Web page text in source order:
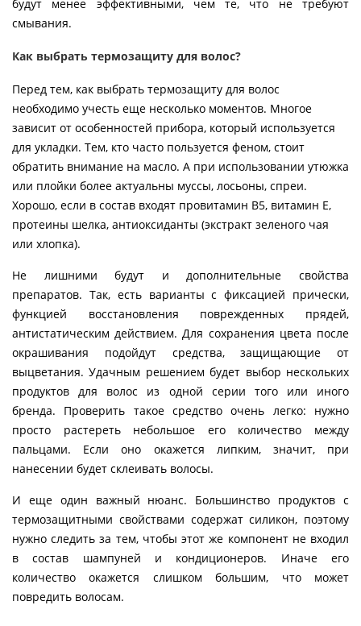
будут менее эффективными, чем те, что не требуют
смывания.
Как выбрать термозащиту для волос?
Перед тем, как выбрать термозащиту для волос
необходимо учесть еще несколько моментов. Многое
зависит от особенностей прибора, который используется
для укладки. Тем, кто часто пользуется феном, стоит
обратить внимание на масло. А при использовании утюжка
или плойки более актуальны муссы, лосьоны, спреи.
Хорошо, если в состав входят провитамин В5, витамин Е,
протеины шелка, антиоксиданты (экстракт зеленого чая
или хлопка).
Не лишними будут и дополнительные свойства
препаратов. Так, есть варианты с фиксацией прически,
функцией восстановления поврежденных прядей,
антистатическим действием. Для сохранения цвета после
окрашивания подойдут средства, защищающие от
выцветания. Удачным решением будет выбор нескольких
продуктов для волос из одной серии того или иного
бренда. Проверить такое средство очень легко: нужно
просто растереть небольшое его количество между
пальцами. Если оно окажется липким, значит, при
нанесении будет склеивать волосы.
И еще один важный нюанс. Большинство продуктов с
термозащитными свойствами содержат силикон, поэтому
нужно следить за тем, чтобы этот же компонент не входил
в состав шампуней и кондиционеров. Иначе его
количество окажется слишком большим, что может
повредить волосам.